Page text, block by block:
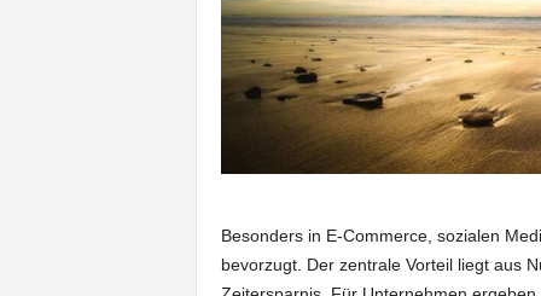
Besonders in E-Commerce, sozialen
bevorzugt. Der zentrale Vorteil liegt aus